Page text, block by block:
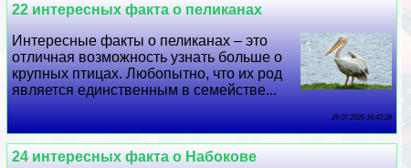
22 интересных факта о пеликанах
Интересные факты о пеликанах – это
отличная возможность узнать больше о
крупных птицах. Любопытно, что их род
является единственным в семействе...
29 07 2026 16:42:28
24 интересных факта о Набокове